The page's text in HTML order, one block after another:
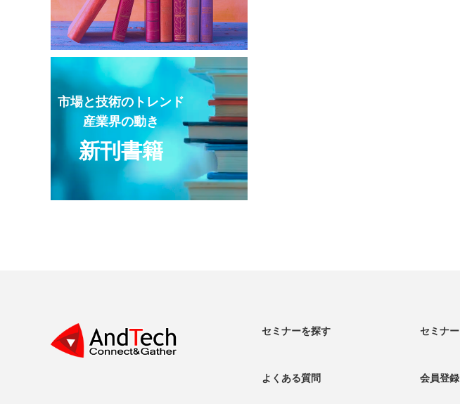
市場と技術のトレンド
産業界の動き
新刊書籍
セミナーを探す セミナ
よくある質問 会員登録